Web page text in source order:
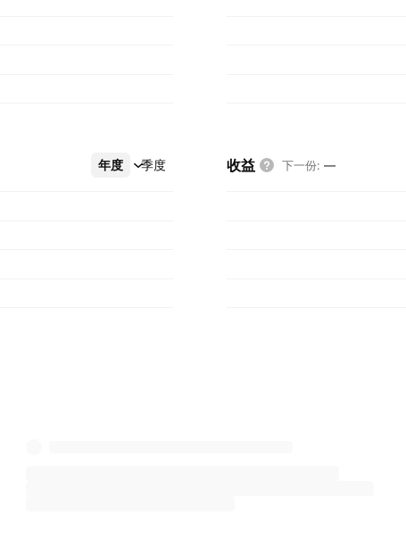
年度 季度
更多 收益 下一份: —